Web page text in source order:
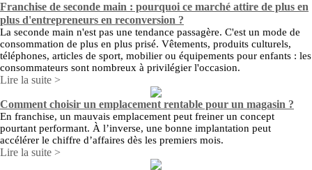
Franchise de seconde main : pourquoi ce marché attire de plus en
plus d'entrepreneurs en reconversion ?
La seconde main n'est pas une tendance passagère. C'est un mode de
consommation de plus en plus prisé. Vêtements, produits culturels,
téléphones, articles de sport, mobilier ou équipements pour enfants : les
consommateurs sont nombreux à privilégier l'occasion.
Lire la suite >
Comment choisir un emplacement rentable pour un magasin ?
En franchise, un mauvais emplacement peut freiner un concept
pourtant performant. À l’inverse, une bonne implantation peut
accélérer le chiffre d’affaires dès les premiers mois.
Lire la suite >